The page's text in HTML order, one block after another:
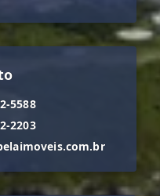
5588
2203